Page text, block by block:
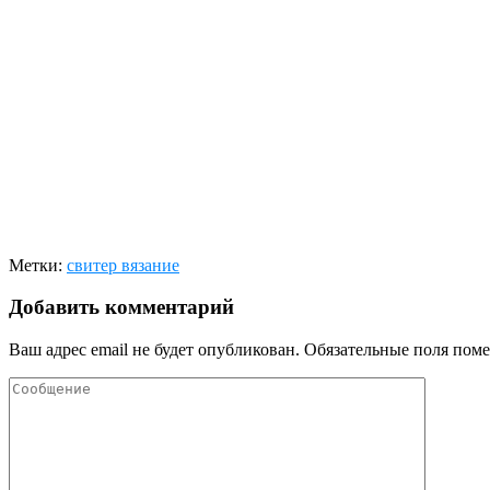
Метки: свитер вязание
Добавить комментарий
Ваш адрес email не будет опубликован. Обязательные поля